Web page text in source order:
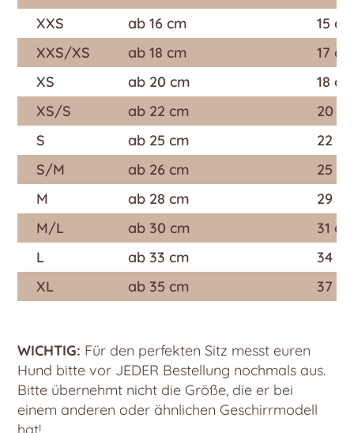
XXS
ab 16 cm
15
XXS/XS
ab 18 cm
17
XS
ab 20 cm
18
XS/S
ab 22 cm
20
S
ab 25 cm
22
S/M
ab 26 cm
25
M
ab 28 cm
29
M/L
ab 30 cm
31
L
ab 33 cm
34
XL
ab 35 cm 37
WICHTIG: Für den perfekten Sitz messt euren
Hund bitte vor JEDER Bestellung nochmals aus.
Bitte übernehmt nicht die Größe, die er bei
einem anderen oder ähnlichen Geschirrmodell